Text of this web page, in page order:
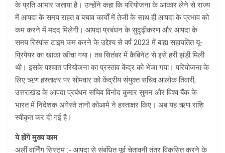
के प्रति आभार जताया है। उन्होंने कहा कि परियोजना के आकार लेने से राज्य
में आपदा के समय राहत व बचाव कार्यों में तेजी के साथ ही आपदा के प्रभाव को
कम करने में मदद मिलेगी। आपदा प्रबंधन के सुदृढ़ीकरण और आपदा के
समय रिस्पांस टाइम कम करने के उद्देश्य से वर्ष 2023 में बाह्य सहायतित यू-
प्रिपेयर का खाका खींचा गया। तब सितंबर में कैबिनेट से इसे हरी झंडी मिली
थी। इसके पश्चात परियोजना का प्रस्ताव केंद्र को भेजा गया। परियोजना के
लिए ऋण हस्ताक्षर पर सोमवार को केंद्रीय संयुक्त सचिव आलोक तिवारी,
उत्तराखंड के आपदा प्रबंधन सचिव विनोद कुमार सुमन और विश्व बैंक के
भारत में निदेशक अगेस्ते तानो कोआमे ने हस्ताक्षर किए। अब यह ऋण राशि
स्वीकृत कर दी गई है।
ये होंगे मुख्य काम
अर्ली वार्निंग सिस्टम :- आपदा से संबंधित पूर्व चेतावनी तंत्र विकसित करने के